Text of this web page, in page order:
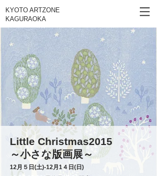
KYOTO ARTZONE
KAGURAOKA
Little Christmas2015
～小さな版画展～
12月５日(土)‐12月1４日(日)